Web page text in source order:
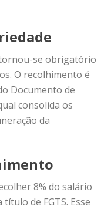
se obrigatório
O recolhimento é
Documento de
consolida os
da
8% do salário
de FGTS. Esse